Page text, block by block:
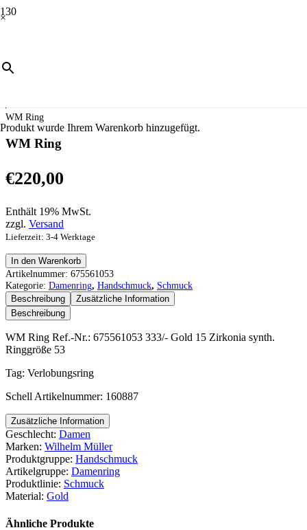
×
Produkt wurde Ihrem Warenkorb hinzugefügt.
Handschmuck
/
WM Ring
WM Ring
€220,00
Enthält 19% MwSt.
zzgl. Versand
Lieferzeit: 3-4 Werktage
WM
Ring
Menge
In den Warenkorb
Artikelnummer: 675561053
Kategorie: Damenring, Handschmuck, Schmuck
Beschreibung
Zusätzliche Information
Beschreibung
WM Ring Ref.-Nr.: 675561053 333/- Gold 15 Zirkonia synth.
Ringgröße 53
Tag: Verlobungsring
Schell Artikelnummer: 160887
Zusätzliche Information
Geschlecht: Damen
Marken: Wilhelm Müller
Produktgruppe: Handschmuck
Artikelgruppe: Damenring
Produktlinie: Schmuck
Material: Gold
Ähnliche Produkte